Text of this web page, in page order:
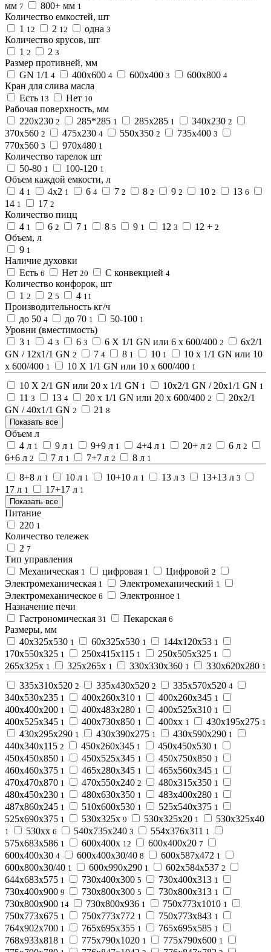
мм 7 800+ мм 1
Количество емкостей, шт
1 12 2 12 одна 3
Количество ярусов, шт
1 2 2 3
Размер противней, мм
GN 1/1 4 400x600 4 600х400 3 600х800 4
Кран для слива масла
Есть 13 Нет 10
Рабочая поверхность, мм
220х230 2 285*285 1 285х285 1 340х230 2
370х560 2 475х230 4 550х350 2 735х400 3
770х560 3 970х480 1
Количество тарелок шт
50-80 1 100-120 1
Объем каждой емкости, л
4 1 4х2 1 6 4 7 2 8 2 9 2 10 2 13 6
14 1 17 2
Количество пицц
4 1 6 2 7 1 8 5 9 1 12 3 12 + 2
Объем, л
9 1
Наличие духовки
Есть 6 Нет 20 С конвекцией 4
Количество конфорок, шт
1 2 2 5 4 11
Производительность кг/ч
до 50 4 до 70 1 50-100 1
Уровни (вместимость)
3 1 4 3 6 3 6 Х 1/1 GN или 6 x 600/400 2
6x2/1
GN / 12x1/1 GN 2 7 4 8 1 10 1
10 x 1/1 GN или 10
x 600/400 1 10 Х 1/1 GN или 10 x 600/400 1
10 Х 2/1 GN или 20 x 1/1 GN 1 10x2/1 GN / 20x1/1 GN 1
11 3 13 4 20 x 1/1 GN или 20 x 600/400 2
20x2/1
GN / 40x1/1 GN 2 21 8
Показать все
Объем л
4 л 1 9 л 1 9+9 л 1 4+4 л 1 20+ л 2 6 л 2
6+6 л 2 7 л 1 7+7 л 2 8 л 1
8+8 л 1 10 л 1 10+10 л 1 13 л 3 13+13 л 3
17 л 1 17+17 л 1
Показать все
Питание
220 1
Количество тележек
2 7
Тип управления
Механическая 1 цифровая 1 Цифровой 2
Электромеханическая 1 Электромеханический 1
Электромеханическое 6 Электронное 1
Назначение печи
Гастрономическая 31 Пекарская 6
Размеры, мм
40х325х530 1 60х325х530 1 144х120х53 1
170х550х325 1 250х415х115 1 250х505х325 1
265х325х 1 325х265х 1 330х330х360 1 330х620х280 1
335х310х520 2 335х430х520 2 335х570х520 4
340х530х235 1 400х260х310 1 400х260х345 1
400х400х200 1 400х483х280 1 400х525х310 1
400х525х345 1 400х730х850 1 400хх 1 430х195х275 1
430х295х290 1 430х390х275 1 430х590х290 1
440х340х115 2 450х260х345 1 450х450х530 1
450х450х850 1 450х525х345 1 450х750х850 1
460х460х375 1 465х280х345 1 465х560х345 1
470х470х870 1 470х550х240 2 480х315х350 1
480х450х230 1 480х630х350 1 483х400х280 1
487х860х245 1 510х600х530 1 525х540х375 1
525х690х375 1 530х325х 9 530х325х20 1 530х325х40
1 530хх 6 540х735х240 3 554х376х311 1
575х683х586 1 600х400х 12 600х400х20 7
600х400х30 4 600х400х30/40 8 600х587х472 1
600х800х30/40 1 600х990х290 1 602х584х537 2
644х683х575 1 730х400х300 5 730х400х313 1
730х400х900 9 730х800х300 5 730х800х313 1
730х800х900 14 730х800х936 1 750х773х1010 1
750х773х675 1 750х773х772 1 750х773х843 1
764х902х700 1 765х695х355 1 765х695х585 1
768х933х818 1 775х790х1020 1 775х790х600 1